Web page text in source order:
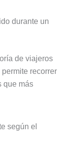
durante un
de viajeros
permite recorrer
que más
según el